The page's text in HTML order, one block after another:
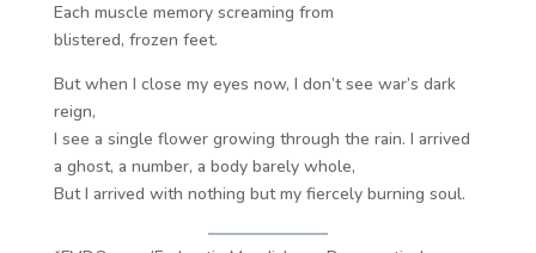
Each muscle memory screaming from
blistered, frozen feet.
But when I close my eyes now, I don’t see war’s dark
reign,
I see a single flower growing through the rain. I arrived
a ghost, a number, a body barely whole,
But I arrived with nothing but my fiercely burning soul.